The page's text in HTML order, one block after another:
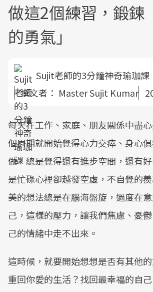
做這2個練習，鍛鍊
的勇氣」
Sujit老師的3分鐘神奇瑜珈課
撰文者： Master Sujit Kumar
每天在工作、家庭、朋友關係中盡
個周期就開始覺得心力交瘁、身心
做，總是覺得還有進步空間，還有
是忙碌心裡卻越發空虛，不自覺的
美的想法總是在腦海盤旋，過度在
己，這樣的壓力，讓我們焦慮、憂
己的情緒中走不出來。
這時候，就要開始想想是否有其他
重回你愛的生活？找回最幸福的自